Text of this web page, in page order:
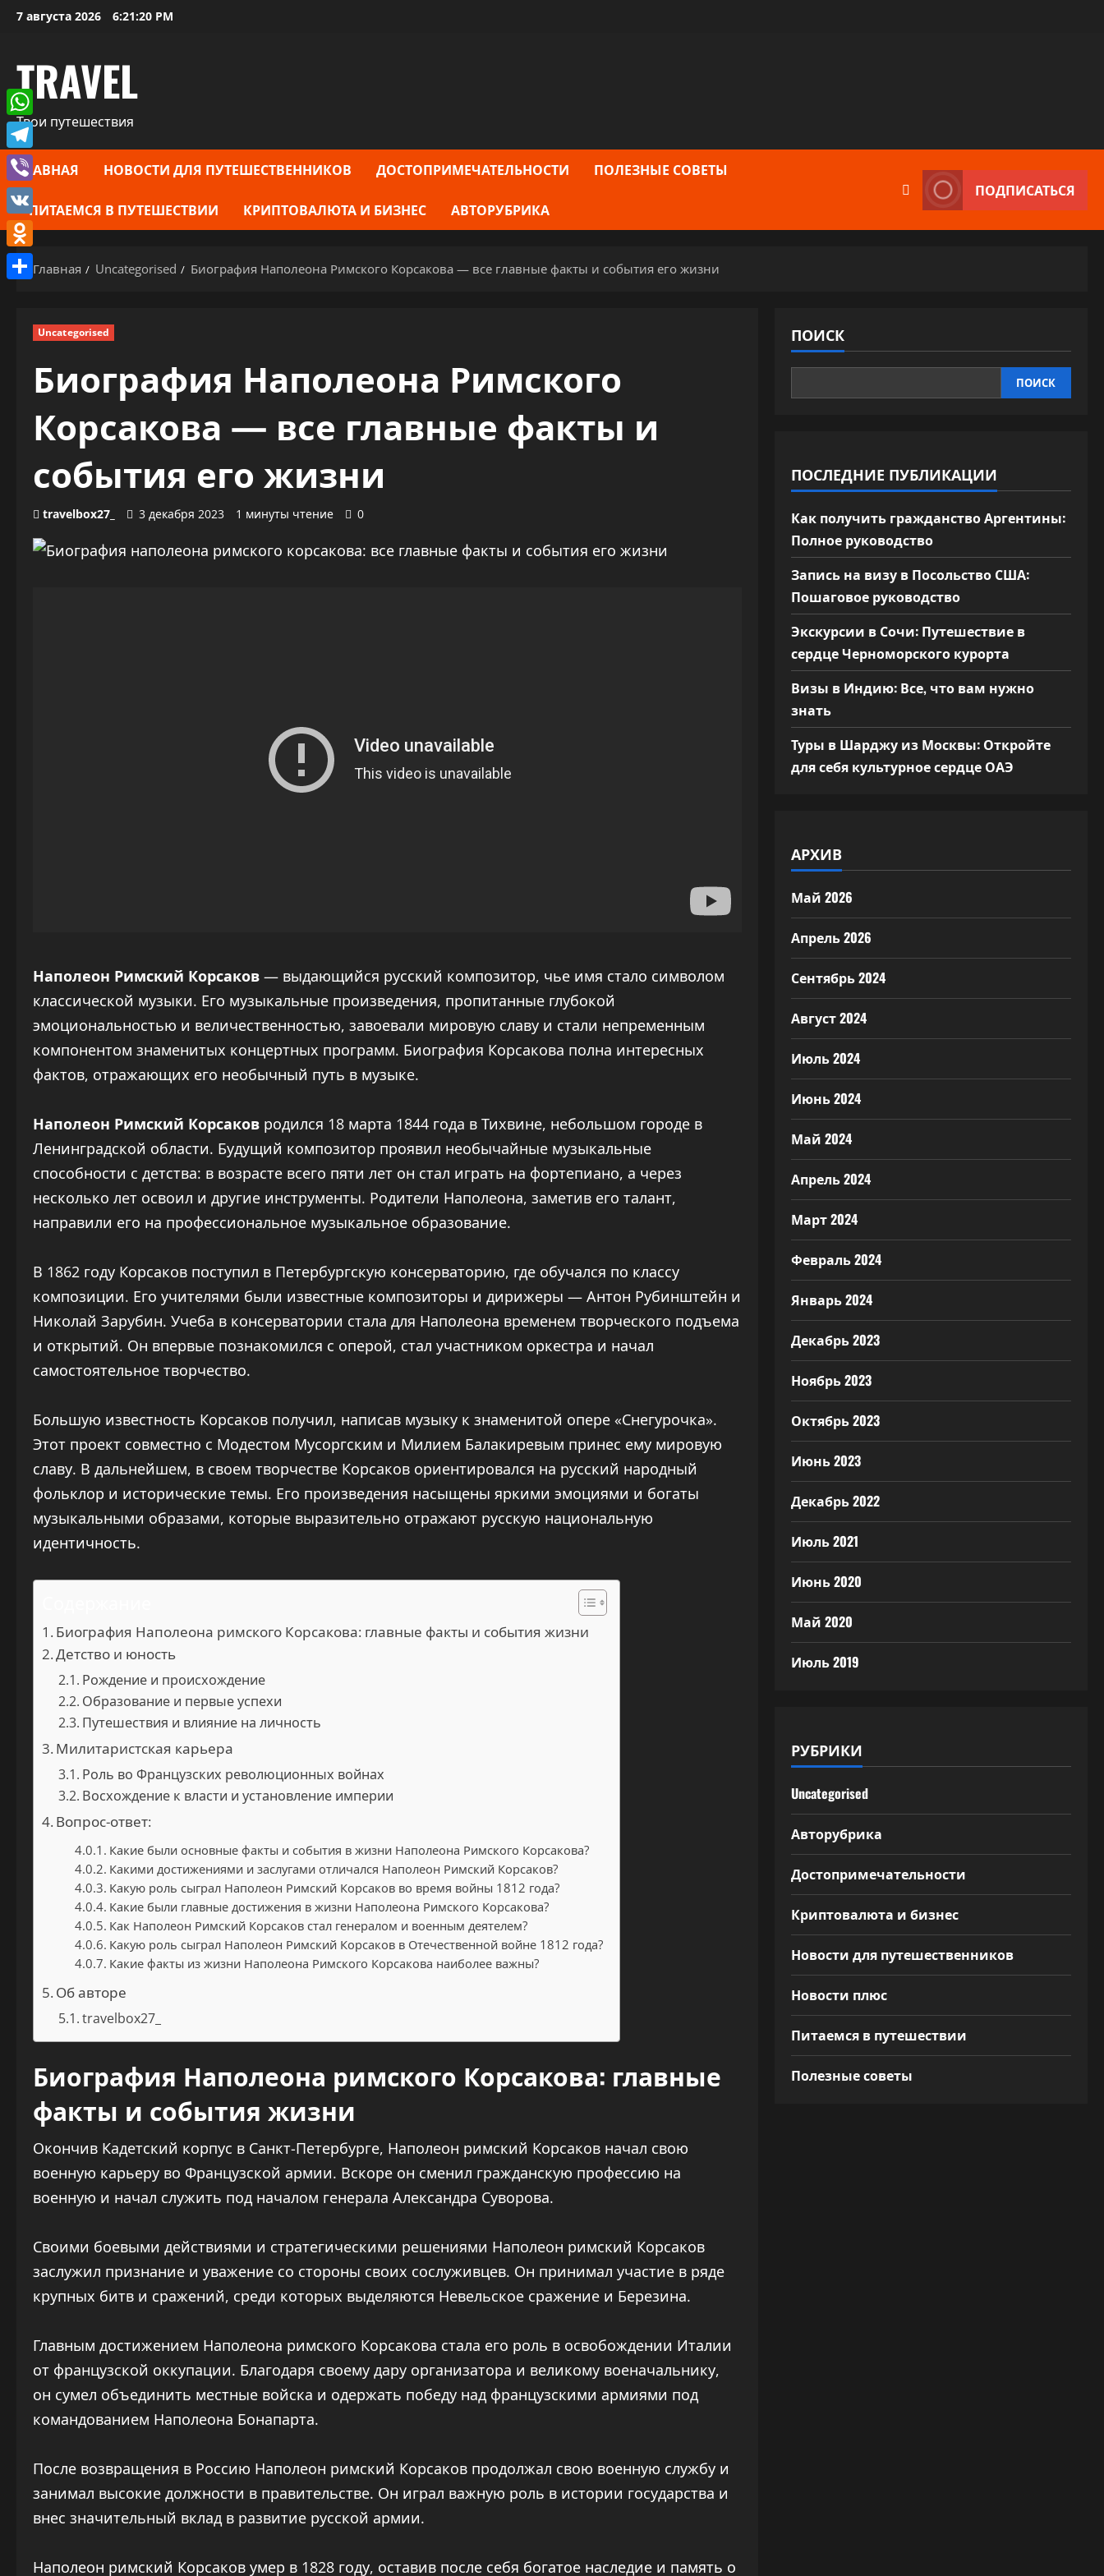
Перейти
7 августа 2026 6:21:21 PM
TRAVEL
Твои путешествия
ГЛАВНАЯ НОВОСТИ ДЛЯ ПУТЕШЕСТВЕННИКОВ ДОСТОПРИМЕЧАТЕЛЬНОСТИ ПОЛЕЗНЫЕ СОВЕТЫ
ПИТАЕМСЯ В ПУТЕШЕСТВИИ КРИПТОВАЛЮТА И БИЗНЕС АВТОРУБРИКА
ПОДПИСАТЬСЯ
Главная Uncategorised Биография Наполеона Римского Корсакова — все главные факты и события его жизни
Uncategorised
Биография Наполеона Римского
Корсакова — все главные факты и
события его жизни
travelbox27_ 3 декабря 2023 1 минуты чтение 0
Наполеон Римский Корсаков — выдающийся русский композитор, чье имя стало символом
классической музыки. Его музыкальные произведения, пропитанные глубокой
эмоциональностью и величественностью, завоевали мировую славу и стали непременным
компонентом знаменитых концертных программ. Биография Корсакова полна интересных
фактов, отражающих его необычный путь в музыкe.
Наполеон Римский Корсаков родился 18 марта 1844 года в Тихвине, небольшом городе в
Ленинградской области. Будущий композитор проявил необычайные музыкальные
способности с детства: в возрасте всего пяти лет он стал играть на фортепиано, а через
несколько лет освоил и другие инструменты. Родители Наполеона, заметив его талант,
направили его на профессиональное музыкальное образование.
В 1862 году Корсаков поступил в Петербургскую консерваторию, где обучался по классу
композиции. Его учителями были известные композиторы и дирижеры — Антон Рубинштейн и
Николай Зарубин. Учеба в консерватории стала для Наполеона временем творческого подъема
и открытий. Он впервые познакомился с оперой, стал участником оркестра и начал
самостоятельное творчество.
Большую известность Корсаков получил, написав музыку к знаменитой опере «Снегурочка».
Этот проект совместно с Модестом Мусоргским и Милием Балакиревым принес ему мировую
славу. В дальнейшем, в своем творчестве Корсаков ориентировался на русский народный
фольклор и исторические темы. Его произведения насыщены яркими эмоциями и богаты
музыкальными образами, которые выразительно отражают русскую национальную
идентичность.
Биография Наполеона римского Корсакова: главные факты и события жизни
Детство и юность
Рождение и происхождение
Образование и первые успехи
Путешествия и влияние на личность
Милитаристская карьера
Роль во Французских революционных войнах
Восхождение к власти и установление империи
Вопрос-ответ:
Какие были основные факты и события в жизни Наполеона Римского Корсакова?
Какими достижениями и заслугами отличался Наполеон Римский Корсаков?
Какую роль сыграл Наполеон Римский Корсаков во время войны 1812 года?
Какие были главные достижения в жизни Наполеона Римского Корсакова?
Как Наполеон Римский Корсаков стал генералом и военным деятелем?
Какую роль сыграл Наполеон Римский Корсаков в Отечественной войне 1812 года?
Какие факты из жизни Наполеона Римского Корсакова наиболее важны?
Об авторе
travelbox27_
Биография Наполеона римского Корсакова: главные
факты и события жизни
Окончив Кадетский корпус в Санкт-Петербурге, Наполеон римский Корсаков начал свою
военную карьеру во Французской армии. Вскоре он сменил гражданскую профессию на
военную и начал служить под началом генерала Александра Суворова.
Своими боевыми действиями и стратегическими решениями Наполеон римский Корсаков
заслужил признание и уважение со стороны своих сослуживцев. Он принимал участие в ряде
крупных битв и сражений, среди которых выделяются Невельское сражение и Березина.
Главным достижением Наполеона римского Корсакова стала его роль в освобождении Италии
от французской оккупации. Благодаря своему дару организатора и великому военачальнику,
он сумел объединить местные войска и одержать победу над французскими армиями под
командованием Наполеона Бонапарта.
После возвращения в Россию Наполеон римский Корсаков продолжал свою военную службу и
занимал высокие должности в правительстве. Он играл важную роль в истории государства и
внес значительный вклад в развитие русской армии.
Наполеон римский Корсаков умер в 1828 году, оставив после себя богатое наследие и память о
ПОИСК
ПОИСК
ПОСЛЕДНИЕ ПУБЛИКАЦИИ
Как получить гражданство Аргентины:
Полное руководство
Запись на визу в Посольство США:
Пошаговое руководство
Экскурсии в Сочи: Путешествие в
сердце Черноморского курорта
Визы в Индию: Все, что вам нужно
знать
Туры в Шарджу из Москвы: Откройте
для себя культурное сердце ОАЭ
АРХИВ
Май 2026
Апрель 2026
Сентябрь 2024
Август 2024
Июль 2024
Июнь 2024
Май 2024
Апрель 2024
Март 2024
Февраль 2024
Январь 2024
Декабрь 2023
Ноябрь 2023
Октябрь 2023
Июнь 2023
Декабрь 2022
Июль 2021
Июнь 2020
Май 2020
Июль 2019
РУБРИКИ
Uncategorised
Авторубрика
Достопримечательности
Криптовалюта и бизнес
Новости для путешественников
Новости плюс
Питаемся в путешествии
Полезные советы
WhatsApp
Telegram
Viber
VK
Odnoklassniki